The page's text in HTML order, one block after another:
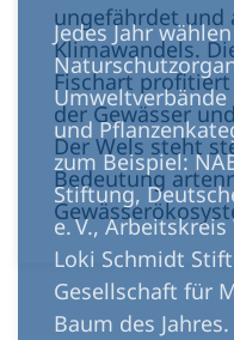
ungefährdet und
Klimawandels.
Fischart
der Gewässer
Der Wels steht
Bedeutung
Jedes Jahr
und
zum Beispiel:
Stiftung,
e. V.,
Loki Schmidt
Gesellschaft für
Baum des Jahres.